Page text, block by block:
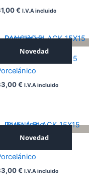
€ I.V.A incluido
Novedad
RANCHO BLACK 15X15
€ I.V.A incluido
Novedad
€ I.V.A incluido